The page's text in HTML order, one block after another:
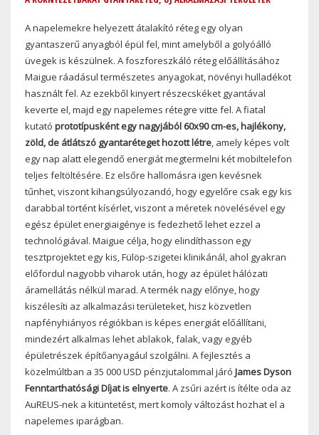
A napelemekre helyezett átalakító réteg egy olyan
gyantaszerű anyagból épül fel, mint amelyből a golyóálló
üvegek is készülnek. A foszforeszkáló réteg előállításához
Maigue ráadásul természetes anyagokat, növényi hulladékot
használt fel. Az ezekből kinyert részecskéket gyantával
keverte el, majd egy napelemes rétegre vitte fel. A fiatal
kutató prototípusként egy nagyjából 60x90 cm-es, hajlékony,
zöld, de átlátszó gyantaréteget hozott létre, amely képes volt
egy nap alatt elegendő energiát megtermelni két mobiltelefon
teljes feltöltésére. Ez elsőre hallomásra igen kevésnek
tűnhet, viszont kihangsúlyozandó, hogy egyelőre csak egy kis
darabbal történt kísérlet, viszont a méretek növelésével egy
egész épület energiaigénye is fedezhető lehet ezzel a
technológiával. Maigue célja, hogy elindíthasson egy
tesztprojektet egy kis, Fülöp-szigetei klinikánál, ahol gyakran
előfordul nagyobb viharok után, hogy az épület hálózati
áramellátás nélkül marad. A termék nagy előnye, hogy
kiszélesíti az alkalmazási területeket, hisz közvetlen
napfényhiányos régiókban is képes energiát előállítani,
mindezért alkalmas lehet ablakok, falak, vagy egyéb
épületrészek építőanyagául szolgálni. A fejlesztés a
közelmúltban a 35 000 USD pénzjutalommal járó James Dyson
Fenntarthatósági Díjat is elnyerte. A zsűri azért is ítélte oda az
AuREUS-nek a kitüntetést, mert komoly változást hozhat el a
napelemes iparágban.